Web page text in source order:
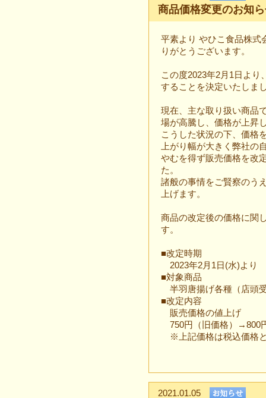
商品価格変更のお知
平素より やひこ食品株式
りがとうございます。
この度2023年2月1日よ
することを決定いたしま
現在、主な取り扱い商品
場が高騰し、価格が上昇
こうした状況の下、価格
上がり幅が大きく弊社の
やむを得ず販売価格を改
た。
諸般の事情をご賢察のう
上げます。
商品の改定後の価格に関
す。
■改定時期
2023年2月1日(水)より
■対象商品
半羽唐揚げ各種（店頭
■改定内容
販売価格の値上げ
750円（旧価格）→800
※上記価格は税込価格
2021.01.05